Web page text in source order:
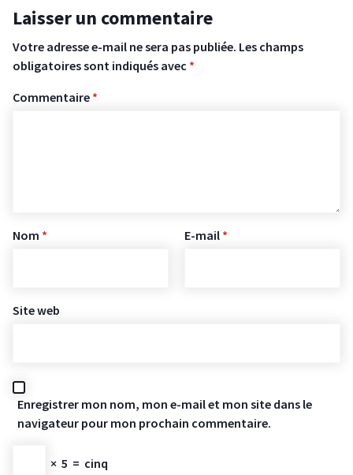
Laisser un commentaire
Votre adresse e-mail ne sera pas publiée. Les champs
obligatoires sont indiqués avec *
Commentaire *
Nom * E-mail *
Site web
Enregistrer mon nom, mon e-mail et mon site dans le
navigateur pour mon prochain commentaire.
× 5 = cinq